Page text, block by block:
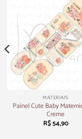
MATERIAIS
Painel Cute Baby
Creme
R$54,90